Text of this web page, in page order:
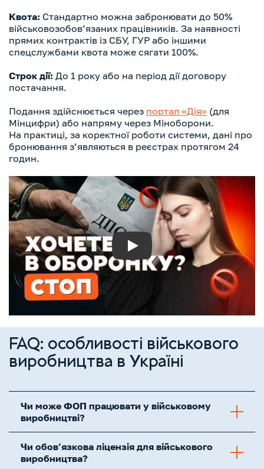
Квота: Стандартно можна забронювати до 50%
військовозобов’язаних працівників. За наявності
прямих контрактів із СБУ, ГУР або іншими
спецслужбами квота може сягати 100%.
Строк дії: До 1 року або на період дії договору
постачання.
Подання здійснюється через портал «Дія» (для
Мінцифри) або напряму через Міноборони.
На практиці, за коректної роботи системи, дані про
бронювання з’являються в реєстрах протягом 24
годин.
Play
FAQ: особливості військового
виробництва в Україні
Чи може ФОП працювати у військовому
виробництві?
Чи обов’язкова ліцензія для військового
виробництва?